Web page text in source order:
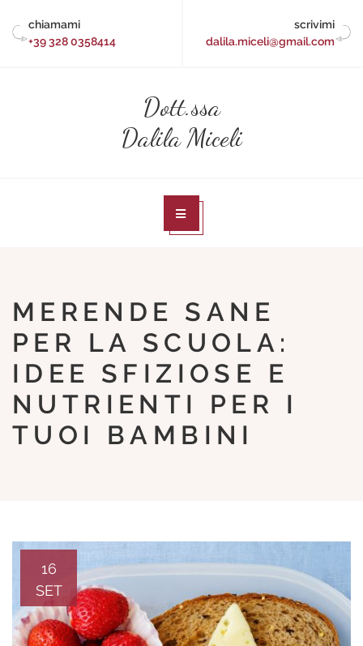
content
chiamami
+39 328 0358414
scrivimi
dalila.miceli@gmail.com
Dott.ssa
Dalila Miceli
MERENDE SANE
PER LA SCUOLA:
IDEE SFIZIOSE E
NUTRIENTI PER I
TUOI BAMBINI
16
SET